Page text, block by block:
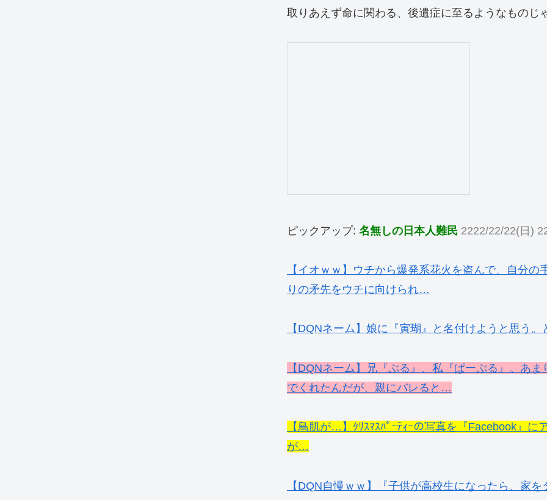
取りあえず命に関わる、後遺症に至るようなものじ
ピックアップ: 名無しの日本人難民 2222/22/22(日)
【イオｗｗ】ウチから爆発系花火を盗んで、自分
りの矛先をウチに向けられ…
【DQNネーム】娘に『寅瑚』と名付けようと思う
【DQNネーム】兄『ぶる』、私『ぱーぷる』。あ
でくれたんだが、親にバレると…
【鳥肌が…】ｸﾘｽﾏｽﾊﾟｰﾃｨｰの写真を『Facebook』
が…
【DQN自慢ｗｗ】『子供が高校生になったら、家